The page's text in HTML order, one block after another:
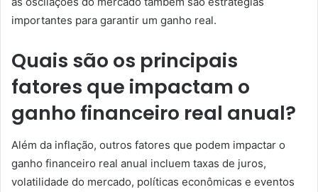
importantes para garantir um ganho real.
Quais são os principais
fatores que impactam o
ganho financeiro real anual?
Além da inflação, outros fatores que podem impactar o
ganho financeiro real anual incluem taxas de juros,
volatilidade do mercado, políticas econômicas e eventos